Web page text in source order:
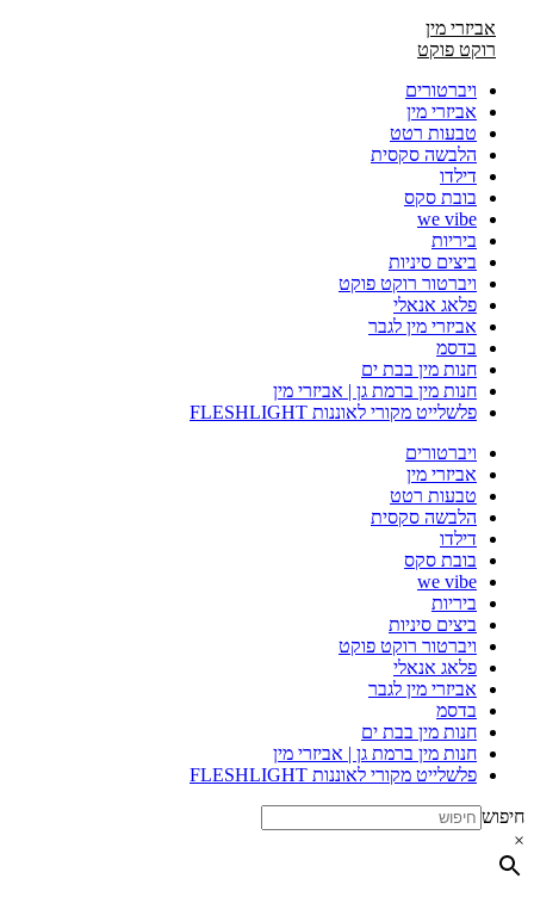
אביזרי מין
רוקט פוקט
ויברטורים
אביזרי מין
טבעות רטט
הלבשה סקסית
דילדו
בובת סקס
we vibe
ביריות
ביצים סיניות
ויברטור רוקט פוקט
פלאג אנאלי
אביזרי מין לגבר
בדסמ
חנות מין בבת ים
חנות מין ברמת גן | אביזרי מין
פלשלייט מקורי לאוננות FLESHLIGHT
ויברטורים
אביזרי מין
טבעות רטט
הלבשה סקסית
דילדו
בובת סקס
we vibe
ביריות
ביצים סיניות
ויברטור רוקט פוקט
פלאג אנאלי
אביזרי מין לגבר
בדסמ
חנות מין בבת ים
חנות מין ברמת גן | אביזרי מין
פלשלייט מקורי לאוננות FLESHLIGHT
חיפוש
×